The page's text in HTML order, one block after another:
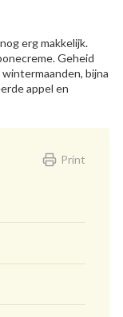
erg makkelijk.
Geheid
bijna
appel en
Print